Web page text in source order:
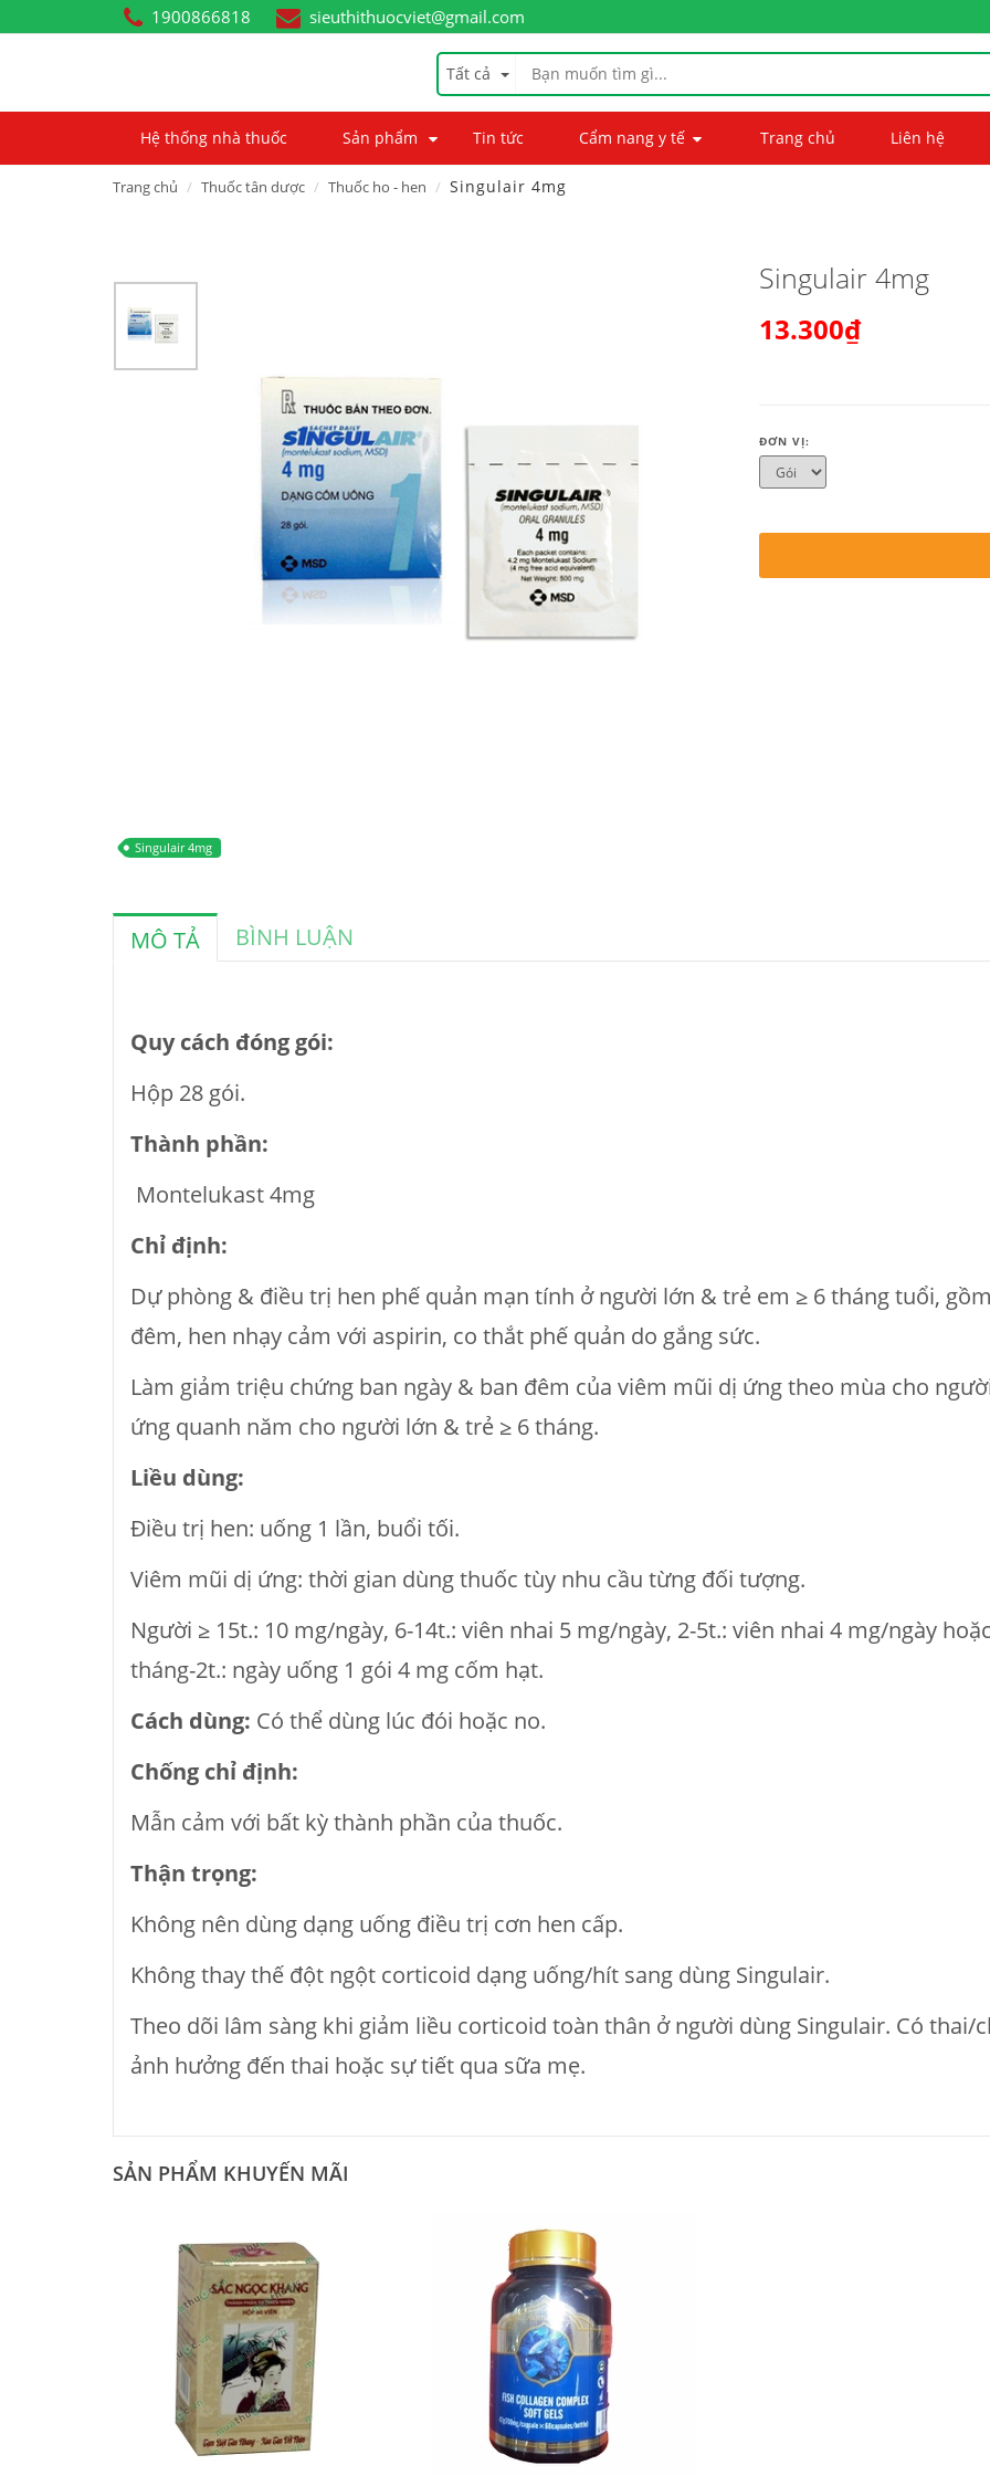
1900866818 sieuthithuocviet@gmail.com
Tất cả
Hệ thống nhà thuốc Sản phẩm Tin tức Cẩm nang y tế Trang chủ Liên hệ
Trang chủ Thuốc tân dược Thuốc ho - hen Singulair 4mg
Singulair 4mg
Singulair 4mg
13.300₫
ĐƠN VỊ:
MÔ TẢ BÌNH LUẬN
Quy cách đóng gói:
Hộp 28 gói.
Thành phần:
Montelukast 4mg
Chỉ định:
Dự phòng & điều trị hen phế quản mạn tính ở người lớn & trẻ em ≥ 6 tháng tuổi,
đêm, hen nhạy cảm với aspirin, co thắt phế quản do gắng sức.
Làm giảm triệu chứng ban ngày & ban đêm của viêm mũi dị ứng theo mùa cho
ứng quanh năm cho người lớn & trẻ ≥ 6 tháng.
Liều dùng:
Điều trị hen: uống 1 lần, buổi tối.
Viêm mũi dị ứng: thời gian dùng thuốc tùy nhu cầu từng đối tượng.
Người ≥ 15t.: 10 mg/ngày, 6-14t.: viên nhai 5 mg/ngày, 2-5t.: viên nhai 4 mg/ngày
tháng-2t.: ngày uống 1 gói 4 mg cốm hạt.
Cách dùng: Có thể dùng lúc đói hoặc no.
Chống chỉ định:
Mẫn cảm với bất kỳ thành phần của thuốc.
Thận trọng:
Không nên dùng dạng uống điều trị cơn hen cấp.
Không thay thế đột ngột corticoid dạng uống/hít sang dùng Singulair.
Theo dõi lâm sàng khi giảm liều corticoid toàn thân ở người dùng Singulair. Có thai/
ảnh hưởng đến thai hoặc sự tiết qua sữa mẹ.
SẢN PHẨM KHUYẾN MÃI